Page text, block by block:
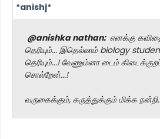
*anishj*
@anishka nathan: எனக்கு
தெரியும்... இதெல்லாம் biology
தெரியும்...! வேணும்னா டைம்
சொல்றேன்...!
வருகைக்கும், கருத்துக்கும் மிக்க